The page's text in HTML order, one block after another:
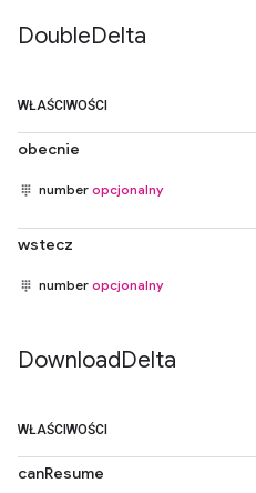
DoubleDelta
WŁAŚCIWOŚCI
obecnie
number opcjonalny
wstecz
number opcjonalny
DownloadDelta
WŁAŚCIWOŚCI
canResume